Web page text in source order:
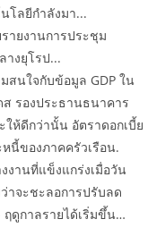
โลยีกำลังมา...
ายงานการประชุม
างยุโรป...
สนใจกับข้อมูล GDP ใน
รองประธานธนาคาร
ห้ดีกว่านั้น อัตราดอกเบี้ย
นี้ของภาคครัวเรือน.
งานที่แข็งแกร่งเมื่อวัน
าจะชะลอการปรับลด
ฤดูกาลรายได้เริ่มขึ้น…